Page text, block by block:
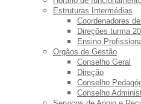
Estruturas Intermédias
Coordenadores
Direções turma
Ensino
Orgãos de Gestão
Conselho Geral
Direção
Conselho
Conselho